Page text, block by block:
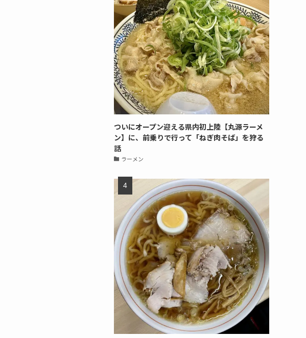
ついにオープン迎える県内初上陸【丸源ラーメ
ン】に、前乗りで行って「ねぎ肉そば」を狩る
話
ラーメン